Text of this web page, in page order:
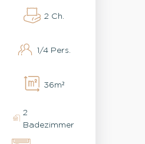
GEMACHT, WIFI,
BARBECUE, 2
REINIGUN
2 Ch.
1/4 Pers.
36m²
2
Badezimmer